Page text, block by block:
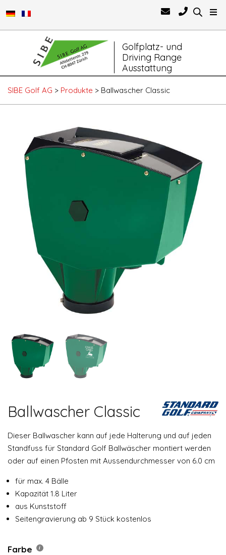
Golfplatz- und
Driving Range
Ausstattung
Navigation
SIBE Golf AG > Produkte > Ballwascher Classic
Ballwascher Classic
Dieser Ballwascher kann auf jede Halterung und auf jeden
Standfuss für Standard Golf Ballwäscher montiert werden
oder auf einen Pfosten mit Aussendurchmesser von 6.0 cm
für max. 4 Bälle
Kapazität 1.8 Liter
aus Kunststoff
Seitengravierung ab 9 Stück kostenlos
Farbe